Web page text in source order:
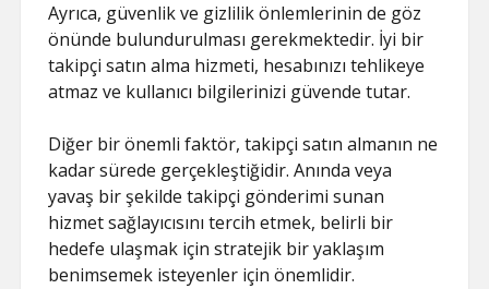
Ayrıca, güvenlik ve gizlilik önlemlerinin de göz
önünde bulundurulması gerekmektedir. İyi bir
takipçi satın alma hizmeti, hesabınızı tehlikeye
atmaz ve kullanıcı bilgilerinizi güvende tutar.
Diğer bir önemli faktör, takipçi satın almanın ne
kadar sürede gerçekleştiğidir. Anında veya
yavaş bir şekilde takipçi gönderimi sunan
hizmet sağlayıcısını tercih etmek, belirli bir
hedefe ulaşmak için stratejik bir yaklaşım
benimsemek isteyenler için önemlidir.